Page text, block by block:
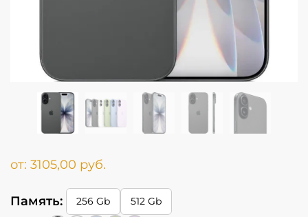
от: 3105,00 руб.
Память: 256 Gb 512 Gb